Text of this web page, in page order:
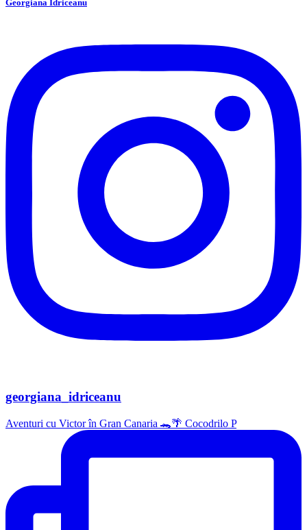
Georgiana Idriceanu
georgiana_idriceanu
Aventuri cu Victor în Gran Canaria 🐊🌴 Cocodrilo P